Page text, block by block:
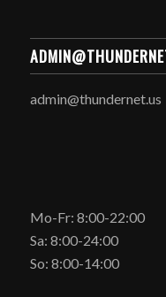
admin@thundernet.us
Mo-Fr: 8:00-22:00
Sa: 8:00-24:00
So: 8:00-14:00